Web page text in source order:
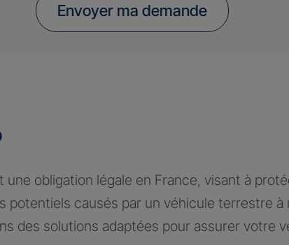
Envoyer ma demande
une obligation légale en France, visant à
potentiels causés par un véhicule terrestre à
des solutions adaptées pour assurer votre